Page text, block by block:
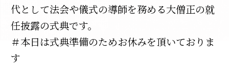
代として法会や儀式の導師を務める大僧正の就
任披露の式典です。
＃本日は式典準備のためお休みを頂いておりま
す